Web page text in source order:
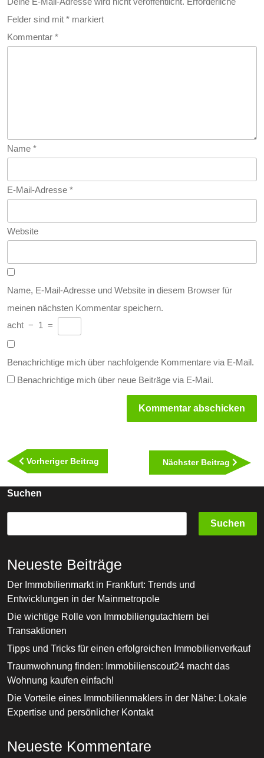
Wahrheit
Der
Felder sind mit * markiert
Kommentar *
Name *
E-Mail-Adresse *
Website
Name, E-Mail-Adresse und Website in diesem Browser für
meinen nächsten Kommentar speichern.
acht − 1 =
Benachrichtige mich über nachfolgende Kommentare via E-Mail.
Benachrichtige mich über neue Beiträge via E-Mail.
Vorheriger Beitrag
Beitrag
Nächster Beitrag
Suchen
Suchen
Neueste Beiträge
Der Immobilienmarkt in Frankfurt: Trends und
Entwicklungen in der Mainmetropole
Die wichtige Rolle von Immobiliengutachtern bei
Transaktionen
Tipps und Tricks für einen erfolgreichen Immobilienverkauf
Traumwohnung finden: Immobilienscout24 macht das
Wohnung kaufen einfach!
Die Vorteile eines Immobilienmaklers in der Nähe: Lokale
Expertise und persönlicher Kontakt
Neueste Kommentare